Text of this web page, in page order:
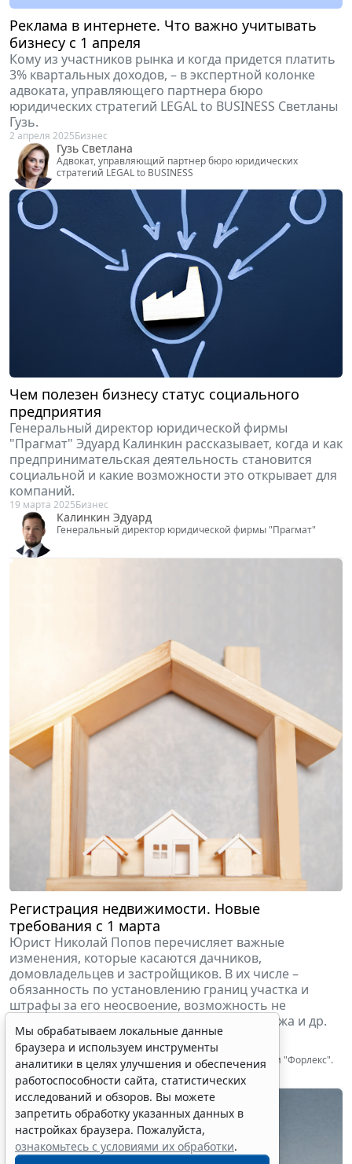
Реклама в интернете. Что важно учитывать
бизнесу с 1 апреля
Кому из участников рынка и когда придется платить
3% квартальных доходов, – в экспертной колонке
адвоката, управляющего партнера бюро
юридических стратегий LEGAL to BUSINESS Светланы
Гузь.
2 апреля 2025
Гузь Светлана
Адвокат, управляющий партнер бюро юридических
стратегий LEGAL to BUSINESS
Чем полезен бизнесу статус социального
предприятия
Генеральный директор юридической фирмы
"Прагмат" Эдуард Калинкин рассказывает, когда и как
предпринимательская деятельность становится
социальной и какие возможности это открывает для
компаний.
19 марта 2025
Калинкин Эдуард
Генеральный директор юридической фирмы "Прагмат"
Регистрация недвижимости. Новые
требования с 1 марта
Юрист Николай Попов перечисляет важные
изменения, которые касаются дачников,
домовладельцев и застройщиков. В их числе –
обязанность по установлению границ участка и
штрафы за его неосвоение, возможность не
оформлять проект при строительстве гаража и др.
Попов Николай
Директор и основатель юридической компании "Форлекс".
Председатель НКО "Просвещение и прогресс"
Мы обрабатываем локальные данные
браузера и используем инструменты
аналитики в целях улучшения и обеспечения
работоспособности сайта, статистических
исследований и обзоров. Вы можете
запретить обработку указанных данных в
настройках браузера. Пожалуйста,
ознакомьтесь с условиями их обработки
Принять